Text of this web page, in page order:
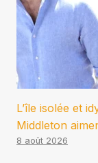
L’île isolée et
Middleton
8 août 2026